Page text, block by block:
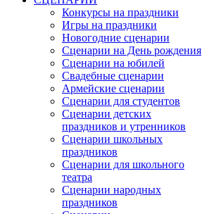
Конкурсы на праздники
Игры на праздники
Новогодние сценарии
Сценарии на День рождения
Сценарии на юбилей
Свадебные сценарии
Армейские сценарии
Сценарии для студентов
Сценарии детских
праздников и утренников
Сценарии школьных
праздников
Сценарии для школьного
театра
Сценарии народных
праздников